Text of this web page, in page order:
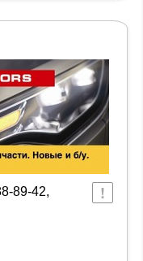
89-42,